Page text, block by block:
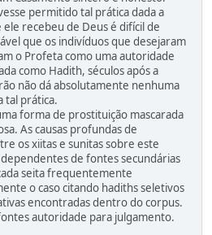
permitido tal prática dada a
recebeu de Deus é difícil de
que os indivíduos que desejaram
o Profeta como uma autoridade
como Hadith, séculos após a
não dá absolutamente nenhuma
tal prática.
forma de prostituição mascarada
As causas profundas de
os xiitas e sunitas sobre este
de fontes secundárias
seita frequentemente
o caso citando hadiths seletivos
encontradas dentro do corpus.
autoridade para julgamento.